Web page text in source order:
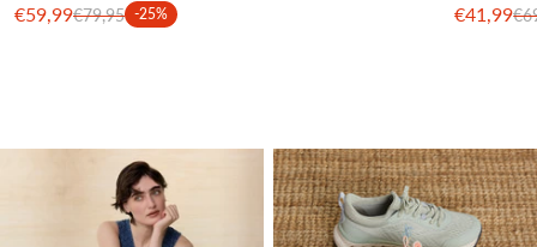
€59,99€79,95 -25% €41,99